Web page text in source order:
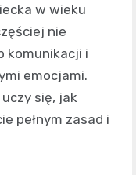
w wieku
nie
komunikacji i
emocjami.
się, jak
pełnym zasad i